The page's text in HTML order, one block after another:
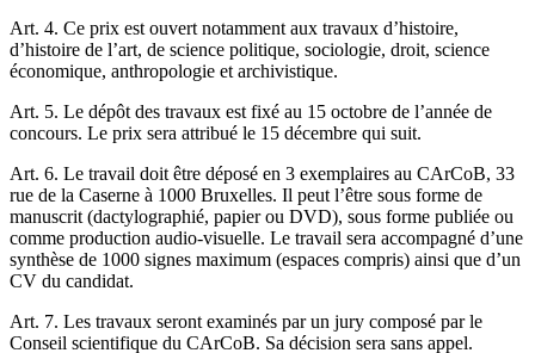
Art. 4. Ce prix est ouvert notamment aux travaux d’histoire,
d’histoire de l’art, de science politique, sociologie, droit, science
économique, anthropologie et archivistique.
Art. 5. Le dépôt des travaux est fixé au 15 octobre de l’année de
concours. Le prix sera attribué le 15 décembre qui suit.
Art. 6. Le travail doit être déposé en 3 exemplaires au CArCoB, 33
rue de la Caserne à 1000 Bruxelles. Il peut l’être sous forme de
manuscrit (dactylographié, papier ou DVD), sous forme publiée ou
comme production audio-visuelle. Le travail sera accompagné d’une
synthèse de 1000 signes maximum (espaces compris) ainsi que d’un
CV du candidat.
Art. 7. Les travaux seront examinés par un jury composé par le
Conseil scientifique du CArCoB. Sa décision sera sans appel.